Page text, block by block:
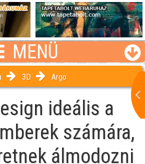
MENÜ
3D Argo
ideális a
számára,
álmodozni